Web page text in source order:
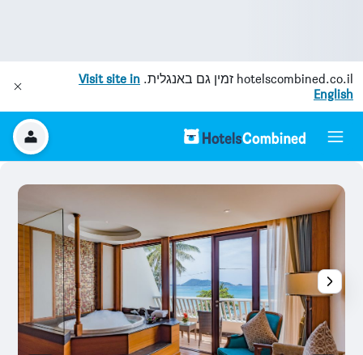
hotelscombined.co.il זמין גם באנגלית. Visit site in
English